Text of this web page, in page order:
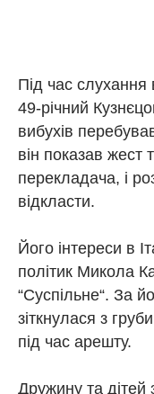
Під час слухання
49-річний
вибухів
він показав жест
перекладача, і
відкласти.
Його інтереси в
політик Микола
“Суспільне“. За
зіткнулася з
під час арешту.
Дружину та дітей